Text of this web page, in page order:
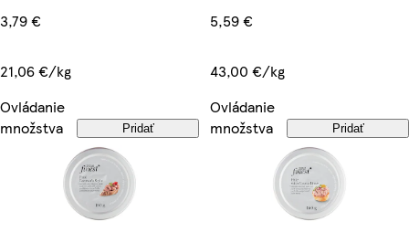
3,79 €
21,06 €/kg
Ovládanie
množstva
Pridať
5,59 €
43,00 €/kg
Ovládanie
množstva
Pridať